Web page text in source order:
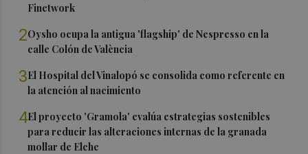
Finetwork
2Oysho ocupa la antigua 'flagship' de Nespresso en la
calle Colón de València
3El Hospital del Vinalopó se consolida como referente en
la atención al nacimiento
4El proyecto 'Gramola' evalúa estrategias sostenibles
para reducir las alteraciones internas de la granada
mollar de Elche